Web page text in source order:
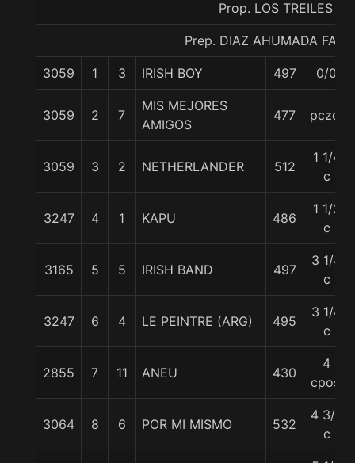
Prop. LOS TREILES
Prep. DIAZ AHUMADA
3059 1 3 IRISH BOY 497 0/0
3059 2 7
MIS MEJORES
AMIGOS
477 pczo.
3059 3 2 NETHERLANDER 512
1 1/4
c
3247 4 1 KAPU 486
1 1/2
c
3165 5 5 IRISH BAND 497
3 1/4
c
3247 6 4 LE PEINTRE (ARG) 495
3 1/4
c
2855 7 11 ANEU 430
4
cpos.
3064 8 6 POR MI MISMO 532
4 3/4
c